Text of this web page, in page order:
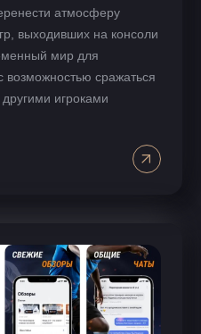
атмосферу
выходивших на консоли
мир для
сражаться
игроками